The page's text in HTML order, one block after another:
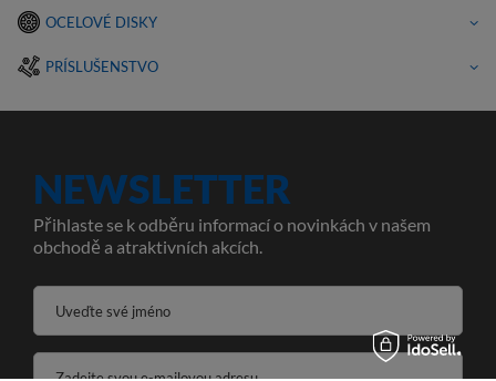
OCELOVÉ DISKY
PRÍSLUŠENSTVO
NEWSLETTER
Přihlaste se k odběru informací o novinkách v našem
obchodě a atraktivních akcích.
Uveďte své jméno